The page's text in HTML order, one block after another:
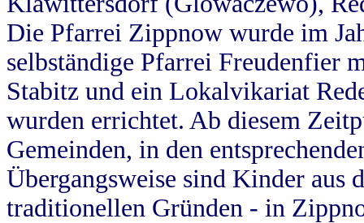
Die Pfarrei Zippnow wurde im
selbständige Pfarrei Freudenfier
Stabitz und ein Lokalvikariat
wurden errichtet. Ab diesem
Gemeinden, in den
Übergangsweise sind Kinder aus
traditionellen Gründen - in